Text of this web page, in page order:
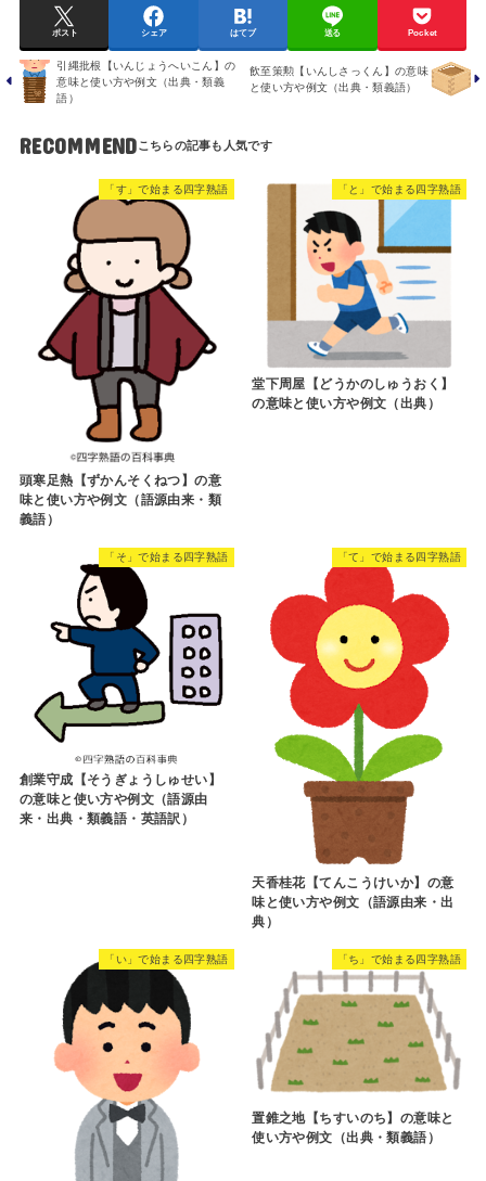
ポスト シェア はてブ 送る Pocket
引縄批根【いんじょうへいこん】の
意味と使い方や例文（出典・類義
語）
飲至策勲【いんしさっくん】の意味
と使い方や例文（出典・類義語）
RECOMMEND
「す」で始まる四字熟語
頭寒足熱【ずかんそくねつ】の意
味と使い方や例文（語源由来・類
義語）
「と」で始まる四字熟語
堂下周屋【どうかのしゅうおく】
の意味と使い方や例文（出典）
「そ」で始まる四字熟語
創業守成【そうぎょうしゅせい】
の意味と使い方や例文（語源由
来・出典・類義語・英語訳）
「て」で始まる四字熟語
天香桂花【てんこうけいか】の意
味と使い方や例文（語源由来・出
典）
「い」で始まる四字熟語 「ち」で始まる四字熟語
置錐之地【ちすいのち】の意味と
使い方や例文（出典・類義語）